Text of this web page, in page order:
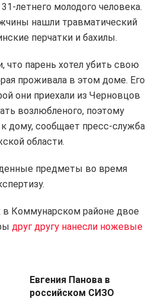
летнего молодого человека.
нашли травматический
перчатки и бахилы.
что парень хотел убить свою
проживала в этом доме. Его
они приехали из Черновцов
возлюбленого, поэтому
дому, сообщает пресс-служба
области.
предметы во время
в Коммунарском районе двое
друг другу нанесли ножевые
Евгения Панова в
российском СИЗО